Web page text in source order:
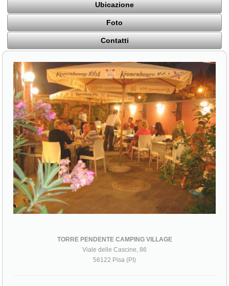
Ubicazione
Foto
Contatti
TORRE PENDENTE CAMPING VILLAGE
Viale delle Cascine, 86
56122 Pisa (PI)